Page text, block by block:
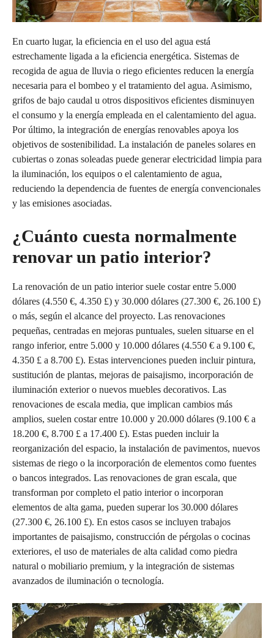
En cuarto lugar, la eficiencia en el uso del agua está
estrechamente ligada a la eficiencia energética. Sistemas de
recogida de agua de lluvia o riego eficientes reducen la energía
necesaria para el bombeo y el tratamiento del agua. Asimismo,
grifos de bajo caudal u otros dispositivos eficientes disminuyen
el consumo y la energía empleada en el calentamiento del agua.
Por último, la integración de energías renovables apoya los
objetivos de sostenibilidad. La instalación de paneles solares en
cubiertas o zonas soleadas puede generar electricidad limpia para
la iluminación, los equipos o el calentamiento de agua,
reduciendo la dependencia de fuentes de energía convencionales
y las emisiones asociadas.
¿Cuánto cuesta normalmente
renovar un patio interior?
La renovación de un patio interior suele costar entre 5.000
dólares (4.550 €, 4.350 £) y 30.000 dólares (27.300 €, 26.100 £)
o más, según el alcance del proyecto. Las renovaciones
pequeñas, centradas en mejoras puntuales, suelen situarse en el
rango inferior, entre 5.000 y 10.000 dólares (4.550 € a 9.100 €,
4.350 £ a 8.700 £). Estas intervenciones pueden incluir pintura,
sustitución de plantas, mejoras de paisajismo, incorporación de
iluminación exterior o nuevos muebles decorativos. Las
renovaciones de escala media, que implican cambios más
amplios, suelen costar entre 10.000 y 20.000 dólares (9.100 € a
18.200 €, 8.700 £ a 17.400 £). Estas pueden incluir la
reorganización del espacio, la instalación de pavimentos, nuevos
sistemas de riego o la incorporación de elementos como fuentes
o bancos integrados. Las renovaciones de gran escala, que
transforman por completo el patio interior o incorporan
elementos de alta gama, pueden superar los 30.000 dólares
(27.300 €, 26.100 £). En estos casos se incluyen trabajos
importantes de paisajismo, construcción de pérgolas o cocinas
exteriores, el uso de materiales de alta calidad como piedra
natural o mobiliario premium, y la integración de sistemas
avanzados de iluminación o tecnología.